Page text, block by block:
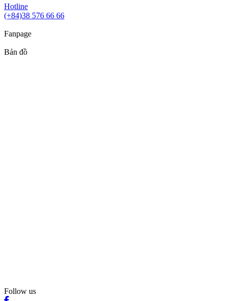
Hotline
(+84)38 576 66 66
Fanpage
Bản đồ
Follow us